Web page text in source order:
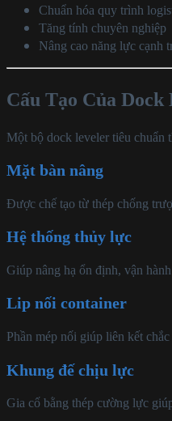
Chuẩn hóa quy trình
Tăng tính chuyên nghiệp
Nâng cao năng lực cạnh
Cấu Tạo Của Dock
Một bộ dock leveler tiêu chuẩn
Mặt bàn nâng
Được chế tạo từ thép chống
Hệ thống thủy lực
Giúp nâng hạ ổn định, vận
Lip nối container
Phần mép nối giúp liên kết
Khung đế chịu lực
Gia cố bằng thép cường lực